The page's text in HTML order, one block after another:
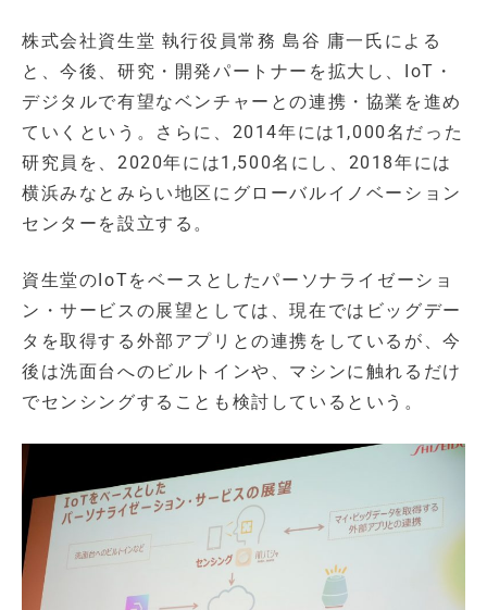
株式会社資生堂 執行役員常務 島谷 庸一氏による
と、今後、研究・開発パートナーを拡大し、IoT・
デジタルで有望なベンチャーとの連携・協業を進め
ていくという。さらに、2014年には1,000名だった
研究員を、2020年には1,500名にし、2018年には
横浜みなとみらい地区にグローバルイノベーション
センターを設立する。
資生堂のIoTをベースとしたパーソナライゼーショ
ン・サービスの展望としては、現在ではビッグデー
タを取得する外部アプリとの連携をしているが、今
後は洗面台へのビルトインや、マシンに触れるだけ
でセンシングすることも検討しているという。